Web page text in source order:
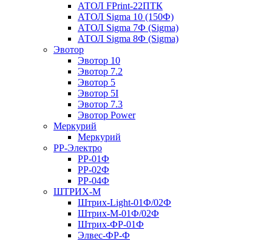
АТОЛ FPrint-22ПТК
АТОЛ Sigma 10 (150Ф)
АТОЛ Sigma 7Ф (Sigma)
АТОЛ Sigma 8Ф (Sigma)
Эвотор
Эвотор 10
Эвотор 7.2
Эвотор 5
Эвотор 5I
Эвотор 7.3
Эвотор Power
Меркурий
Меркурий
РР-Электро
РР-01Ф
РР-02Ф
РР-04Ф
ШТРИХ-М
Штрих-Light-01Ф/02Ф
Штрих-М-01Ф/02Ф
Штрих-ФР-01Ф
Элвес-ФР-Ф